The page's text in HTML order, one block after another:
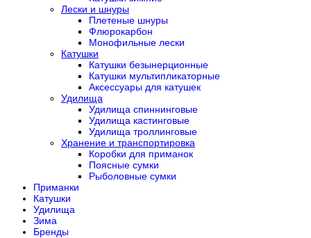
Лески и шнуры
Плетеные шнуры
Флюрокарбон
Монофильные лески
Катушки
Катушки безынерционные
Катушки мультипликаторные
Аксессуары для катушек
Удилища
Удилища спиннинговые
Удилища кастинговые
Удилища троллинговые
Хранение и транспортировка
Коробки для приманок
Поясные сумки
Рыболовные сумки
Приманки
Катушки
Удилища
Зима
Бренды